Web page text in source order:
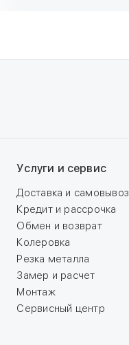
Услуги и сервис
Доставка и самовывоз
Кредит и рассрочка
Обмен и возврат
Колеровка
Резка металла
Замер и расчет
Монтаж
Сервисный центр